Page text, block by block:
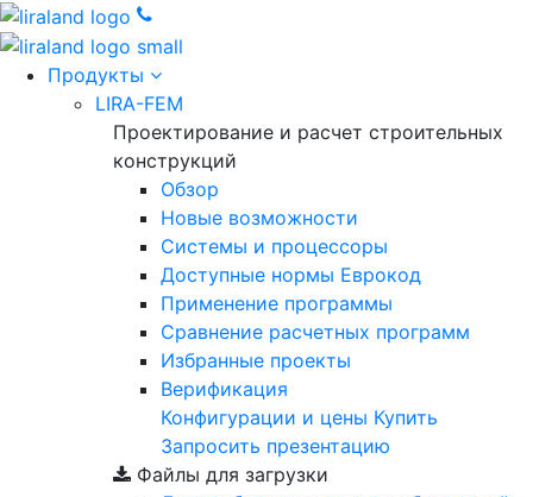
Продукты
LIRA-FEM
Проектирование и расчет строительных
конструкций
Обзор
Новые возможности
Cистемы и процессоры
Доступные нормы Еврокод
Применение программы
Сравнение расчетных программ
Избранные проекты
Верификация
Конфигурации и цены Купить
Запросить презентацию
Файлы для загрузки